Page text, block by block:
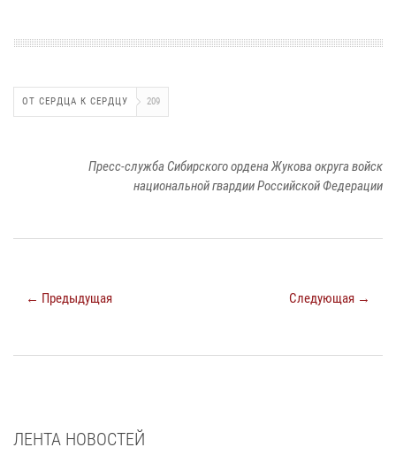
ОТ СЕРДЦА К СЕРДЦУ 209
Пресс-служба Сибирского ордена Жукова округа войск
национальной гвардии Российской Федерации
← Предыдущая Следующая →
ЛЕНТА НОВОСТЕЙ